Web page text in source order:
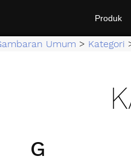
Produk
Umum > Kategori
G